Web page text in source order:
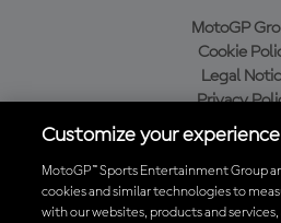
MotoGP
Cookie
Legal
Privacy
Purchase
Baixe o aplicativo
Customize your experience
MotoGP™ Sports Entertainment Group
cookies and similar technologies to
with our websites, products and services,